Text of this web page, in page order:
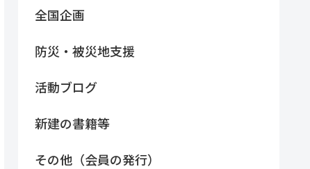
全国企画
防災・被災地支援
活動ブログ
新建の書籍等
その他（会員の発行）